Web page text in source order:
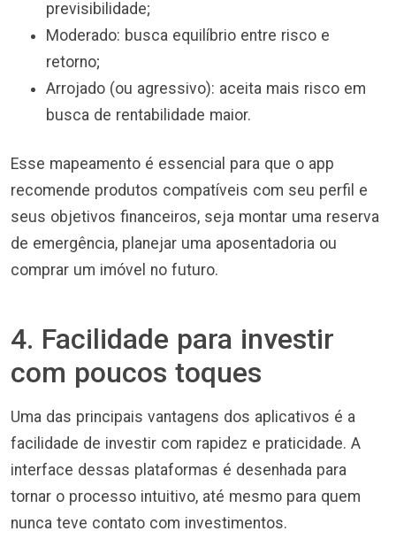
previsibilidade;
Moderado: busca equilíbrio entre risco e
retorno;
Arrojado (ou agressivo): aceita mais risco em
busca de rentabilidade maior.
Esse mapeamento é essencial para que o app
recomende produtos compatíveis com seu perfil e
seus objetivos financeiros, seja montar uma reserva
de emergência, planejar uma aposentadoria ou
comprar um imóvel no futuro.
4. Facilidade para investir
com poucos toques
Uma das principais vantagens dos aplicativos é a
facilidade de investir com rapidez e praticidade. A
interface dessas plataformas é desenhada para
tornar o processo intuitivo, até mesmo para quem
nunca teve contato com investimentos.